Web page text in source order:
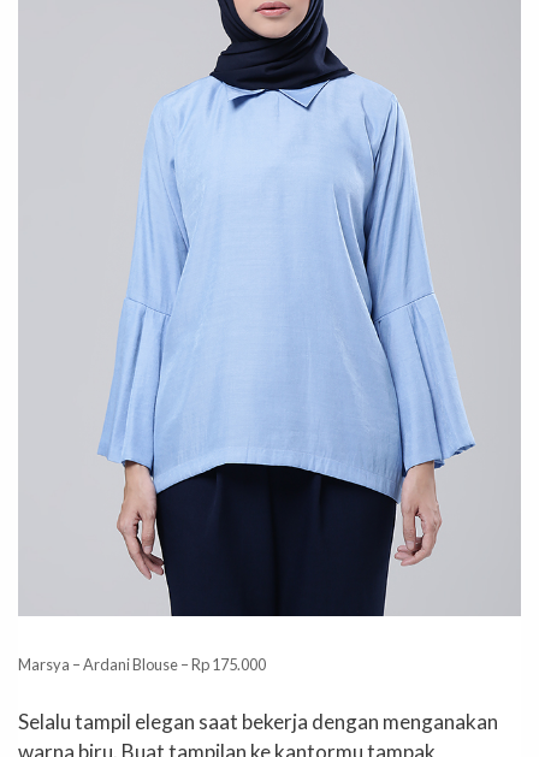
Marsya – Ardani Blouse – Rp 175.000
Selalu tampil elegan saat bekerja dengan menganakan
warna biru. Buat tampilan ke kantormu tampak